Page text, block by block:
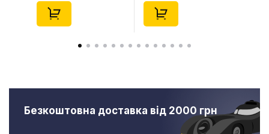
Безкоштовна доставка від 2000 грн